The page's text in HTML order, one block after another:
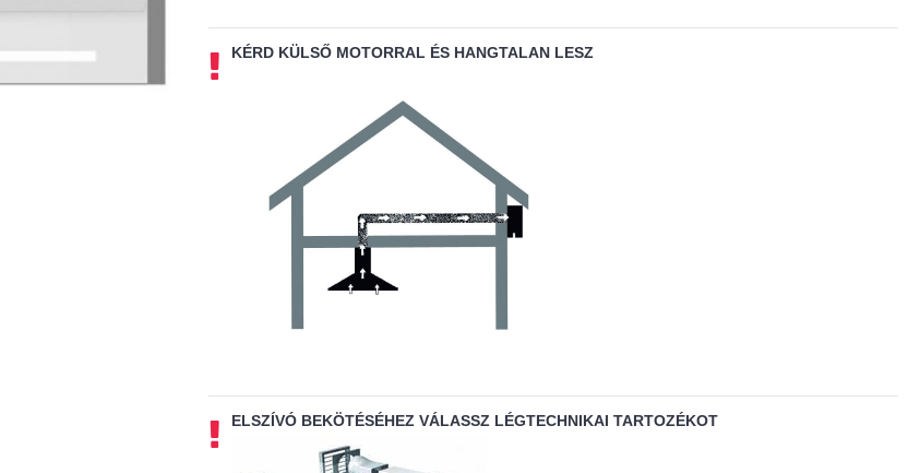
KÉRD KÜLSŐ MOTORRAL ÉS HANGTALAN LESZ
ELSZÍVÓ BEKÖTÉSÉHEZ VÁLASSZ LÉGTECHNIKAI TARTOZÉKOT